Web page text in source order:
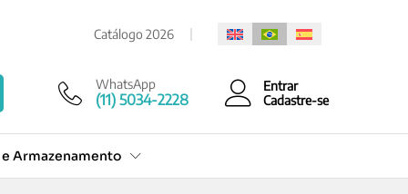
Catálogo 2026
WhatsApp
(11) 5034-2228
Entrar
Cadastre-se
Armazenamento